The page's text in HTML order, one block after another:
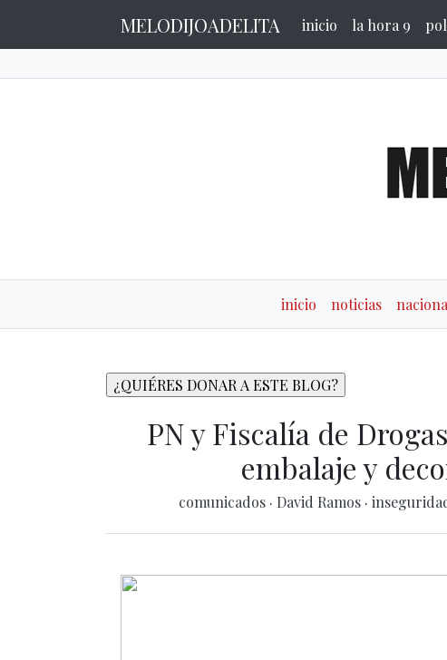
MELODIJOADELITA inicio la hora 9
inicio noticias
PN y Fiscalía de
embalaje y
comunicados · David Ramos ·